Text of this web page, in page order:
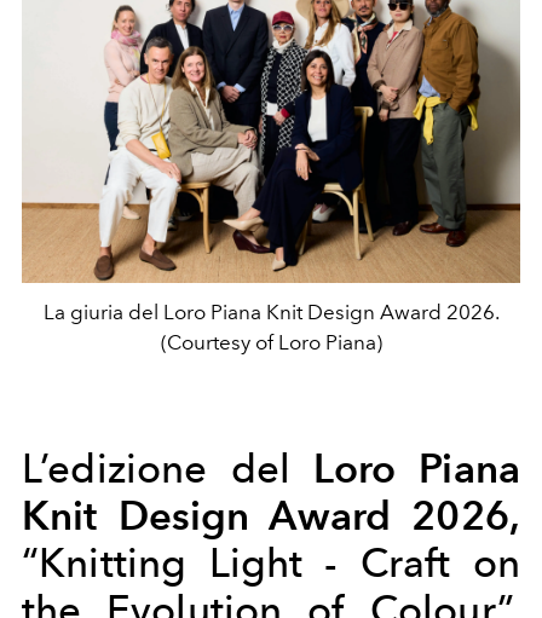
La giuria del Loro Piana Knit Design Award 2026.
(Courtesy of Loro Piana)
L’edizione del Loro Piana
Knit Design Award 2026,
“Knitting Light - Craft on